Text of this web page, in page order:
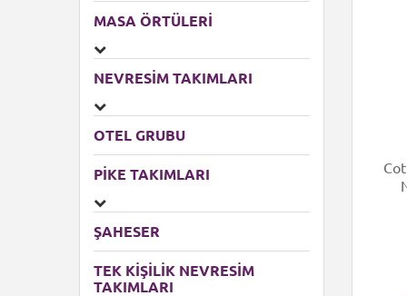
MASA ÖRTÜLERI
NEVRESIM TAKIMLARI
OTEL GRUBU
PIKE TAKIMLARI
ŞAHESER
TEK KİŞİLİK NEVRESİM
TAKIMLARI